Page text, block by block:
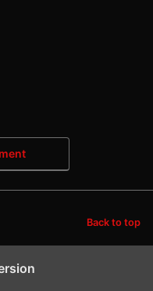
Back to top